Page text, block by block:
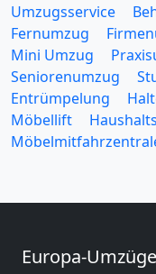
Umzugsservice
Fernumzug
Mini Umzug
Seniorenumzug
Entrümpelung
Möbellift
Europa-Umzüge